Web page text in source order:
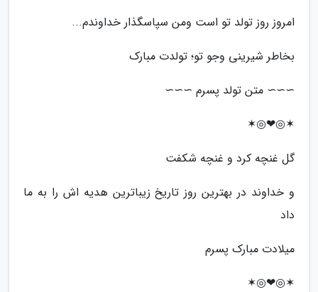
امروز روز تولد تو است ومن سپاسگذار خداوندم...
بخاطر شیرینی وجو تو؛ تولدت مبارک
∼∼∼ متن تولد پسرم ∼∼∼
✶◎❤◎✶
گل غنچه کرد و غنچه شکفت
و خداوند در بهترین روز تاریخ زیباترین هدیه اش را به ما
داد
میلادت مبارک پسرم
✶◎❤◎✶